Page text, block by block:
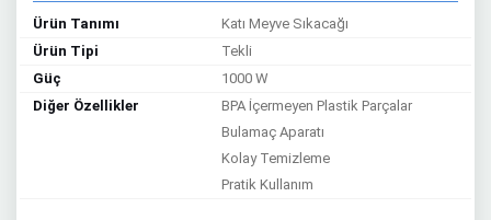
Ürün Tanımı
Katı Meyve Sıkacağı
Ürün Tipi
Tekli
Güç
1000 W
Diğer Özellikler
BPA İçermeyen Plastik Parçalar
Bulamaç Aparatı
Kolay Temizleme
Pratik Kullanım